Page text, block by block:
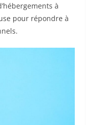
à
pour répondre à